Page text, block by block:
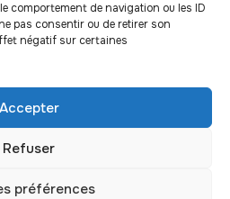
comportement de navigation ou les ID
pas consentir ou de retirer son
négatif sur certaines
Accepter
Refuser
préférences
Envoyer